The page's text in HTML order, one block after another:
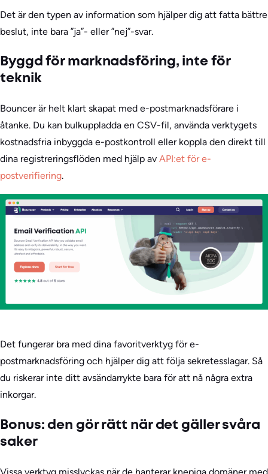
Det är den typen av information som hjälper dig att fatta bättre
beslut, inte bara ”ja”- eller ”nej”-svar.
Byggd för marknadsföring, inte för
teknik
Bouncer är helt klart skapat med e-postmarknadsförare i
åtanke. Du kan bulkuppladda en CSV-fil, använda verktygets
kostnadsfria inbyggda e-postkontroll eller koppla den direkt till
dina registreringsflöden med hjälp av API:et för e-
postverifiering.
Det fungerar bra med dina favoritverktyg för e-
postmarknadsföring och hjälper dig att följa sekretesslagar. Så
du riskerar inte ditt avsändarrykte bara för att nå några extra
inkorgar.
Bonus: den gör rätt när det gäller svåra
saker